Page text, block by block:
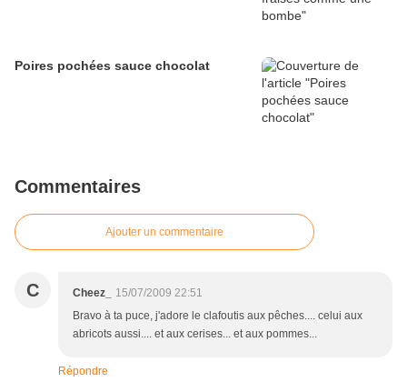
Poires pochées sauce chocolat
Commentaires
Ajouter un commentaire
C Cheez_
15/07/2009 22:51
Bravo à ta puce, j'adore le clafoutis aux pêches.... celui aux
abricots aussi.... et aux cerises... et aux pommes...
Répondre